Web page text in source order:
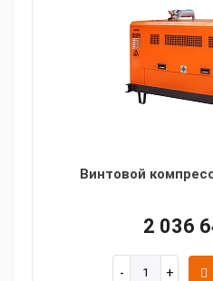
Винтовой
2 036